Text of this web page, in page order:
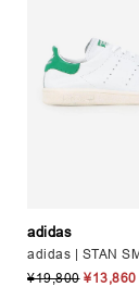
adidas
¥19,800 ¥13,860